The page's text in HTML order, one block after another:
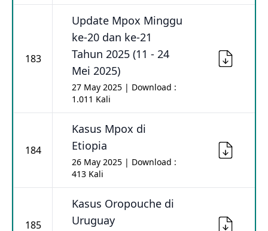
183
Update Mpox Minggu
ke-20 dan ke-21
Tahun 2025 (11 - 24
Mei 2025)
27 May 2025 | Download :
1.011 Kali
184
Kasus Mpox di
Etiopia
26 May 2025 | Download :
413 Kali
185
Kasus Oropouche di
Uruguay